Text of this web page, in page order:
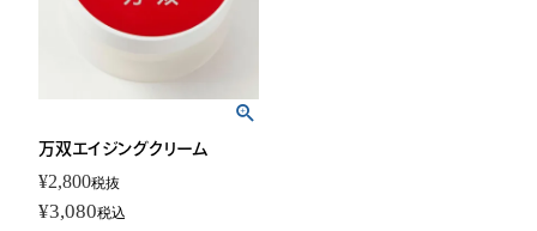
万双エイジングクリーム
¥2,800税抜
¥3,080税込